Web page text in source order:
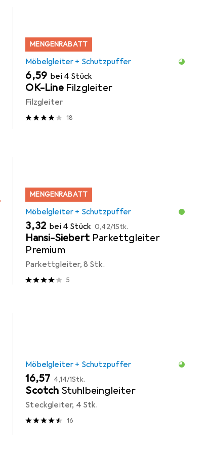
MENGENRABATT
Möbelgleiter + Schutzpuffer
EUR
6,59 bei 4 Stück
OK-Line Filzgleiter
Filzgleiter
18
MENGENRABATT
Möbelgleiter + Schutzpuffer
EUR
3,32 bei 4 Stück EUR
0,42/1Stk.
Hansi-Siebert Parkettgleiter
Premium
Parkettgleiter, 8 Stk.
5
Möbelgleiter + Schutzpuffer
EUR
16,57 EUR
4,14/1Stk.
Scotch Stuhlbeingleiter
Steckgleiter, 4 Stk.
16